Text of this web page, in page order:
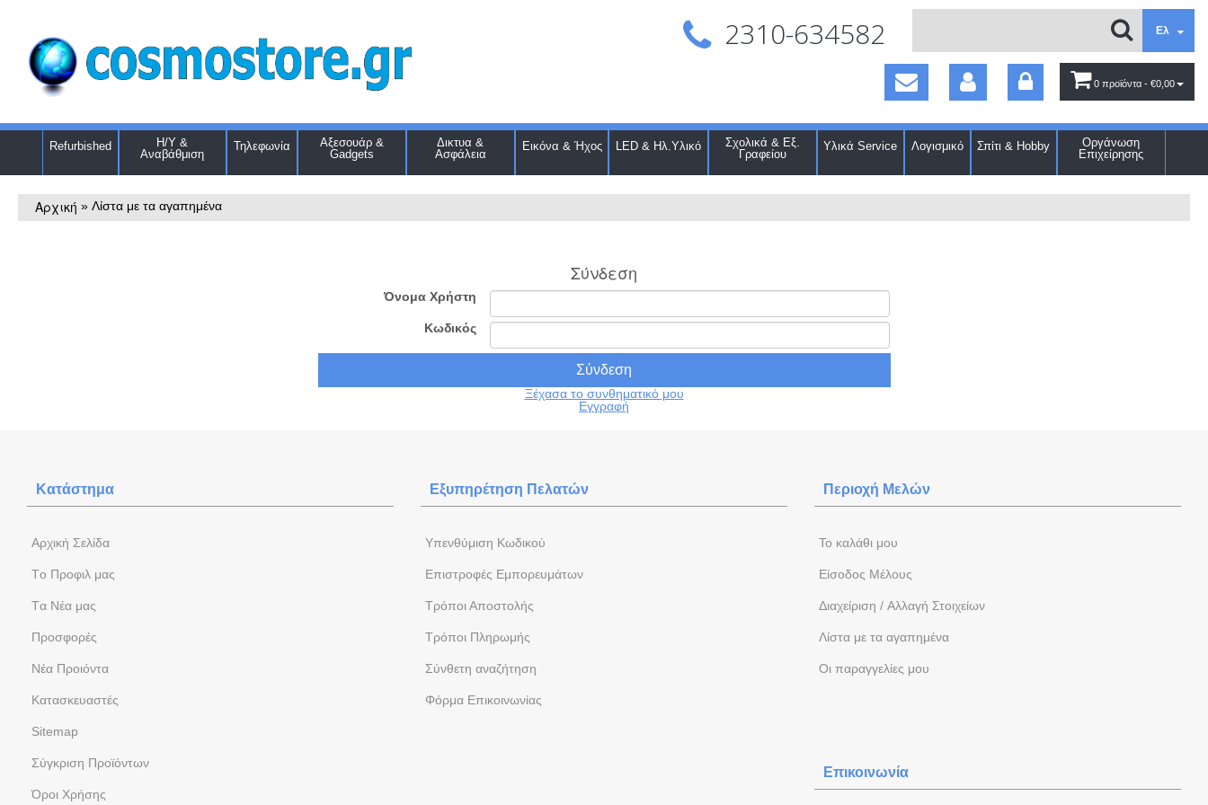
Ελ
2310-634582
0 προϊόντα - €0,00
Refurbished
Η/Υ &
Αναβάθμιση
Τηλεφωνία
Αξεσουάρ &
Gadgets
Δικτυα &
Ασφάλεια
Εικόνα & Ήχος LED & Ηλ.Υλικό
Σχολικά & Εξ.
Γραφείου
Υλικά Service Λογισμικό Σπίτι & Hobby
Οργάνωση
Επιχείρησης
Αρχική » Λίστα με τα αγαπημένα
Σύνδεση
Όνομα Χρήστη
Κωδικός
Ξέχασα το συνθηματικό μου
Εγγραφή
Κατάστημα
Aρχική Σελίδα
Tο Προφιλ μας
Tα Νέα μας
Προσφορές
Νέα Προιόντα
Kατασκευαστές
Sitemap
Σύγκριση Προϊόντων
Όροι Χρήσης
Εξυπηρέτηση Πελατών
Yπενθύμιση Κωδικού
Επιστροφές Εμπορευμάτων
Τρόποι Αποστολής
Τρόποι Πληρωμής
Σύνθετη αναζήτηση
Φόρμα Eπικοινωνίας
Περιοχή Mελών
To καλάθι μου
Eίσοδος Μέλους
Διαχείριση / Aλλαγή Στοιχείων
Λίστα με τα αγαπημένα
Oι παραγγελίες μου
Επικοινωνία